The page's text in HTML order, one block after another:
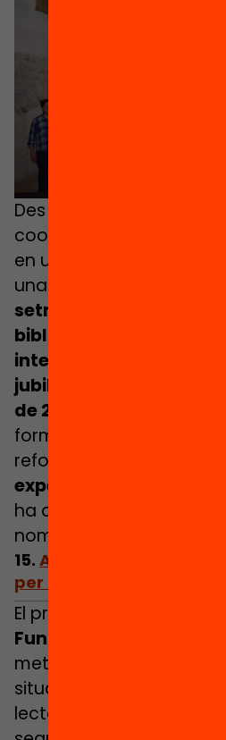
Des de 2016,
coordina directament el
en una aposta clara
una política pública. Amb
setmanals de lectura a
biblioteques, i amb
intergeneracional
jubilats), el projecte
de 200 infants
formació i seguiment als
reforçant la idea que
experiència afectiva i
ha algú que et dedica
només a tu.
15. Acompanyar els
per afrontar una etapa
El programa
Fundació Sant Vicenç
metodologia Lecxit a
situació de risc social.
lectores, espais de